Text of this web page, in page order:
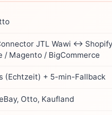
JTL Wawi ↔
/ Magento / BigCommerce
(Echtzeit) + 5-min-Fallback
Otto, Kaufland